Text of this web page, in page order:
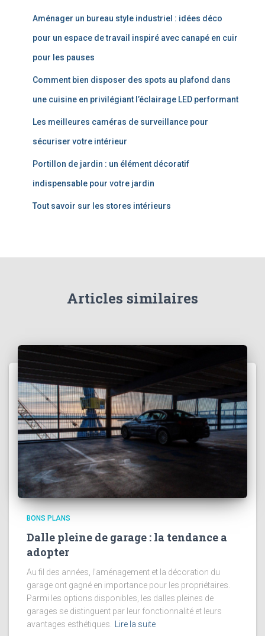
Aménager un bureau style industriel : idées déco
pour un espace de travail inspiré avec canapé en cuir
pour les pauses
Comment bien disposer des spots au plafond dans
une cuisine en privilégiant l’éclairage LED performant
Les meilleures caméras de surveillance pour
sécuriser votre intérieur
Portillon de jardin : un élément décoratif
indispensable pour votre jardin
Tout savoir sur les stores intérieurs
Articles similaires
BONS PLANS
Dalle pleine de garage : la tendance a
adopter
Au fil des années, l’aménagement et la décoration du
garage ont gagné en importance pour les propriétaires.
Parmi les options disponibles, les dalles pleines de
garages se distinguent par leur fonctionnalité et leurs
avantages esthétiques.
Lire la suite